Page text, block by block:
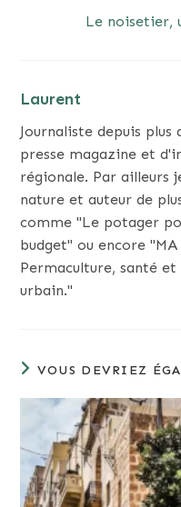
Le noisetier,
Laurent
Journaliste depuis
presse magazine et
régionale. Par ailleurs
nature et auteur de
comme "Le potager
budget" ou encore "MA
Permaculture, santé
urbain."
VOUS DEVRIEZ